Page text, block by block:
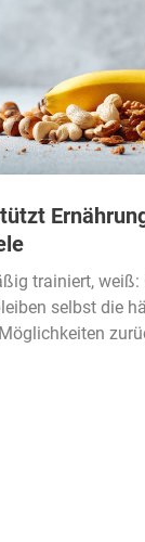
trainiert, weiß:
selbst die